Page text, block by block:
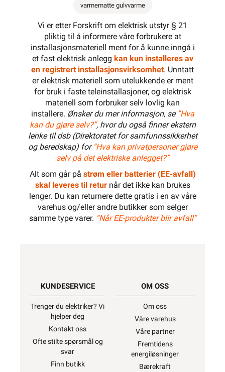
varmematte gulvvarme
Vi er etter Forskrift om elektrisk utstyr § 21
pliktig til å informere våre forbrukere at
installasjonsmateriell ment for å kunne inngå i
et fast elektrisk anlegg kan kun installeres av
en registrert installasjonsvirksomhet. Unntatt
er elektrisk materiell som utelukkende er ment
for bruk i faste teleinstallasjoner, og elektrisk
materiell som forbruker selv lovlig kan
installere. Ønsker du mer informasjon, se ”Hva
kan du gjøre selv?”, hvor du også finner ekstern
lenke til dsb (Direktoratet for samfunnssikkerhet
og beredskap) for “Hva kan privatpersoner gjøre
selv på det elektriske anlegget?”
Alt som går på strøm eller batterier (EE-avfall)
skal leveres til returnår det ikke kan brukes
lenger. Du kan returnere dette gratis i en av våre
varehus og/eller andre butikker som selger
samme type varer. “Når EE-produkter blir avfall”
KUNDESERVICE
Trenger du elektriker? Vi
hjelper deg
Kontakt oss
Ofte stilte spørsmål og
svar
Finn butikk
OM OSS
Om oss
Våre varehus
Våre partner
Fremtidens
energiløsninger
Bærekraft